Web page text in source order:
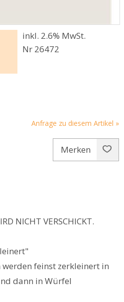
inkl. 2.6% MwSt.
Nr 26472
Anfrage zu diesem Artikel »
Merken
NICHT VERSCHICKT.
feinst zerkleinert in
dann in Würfel